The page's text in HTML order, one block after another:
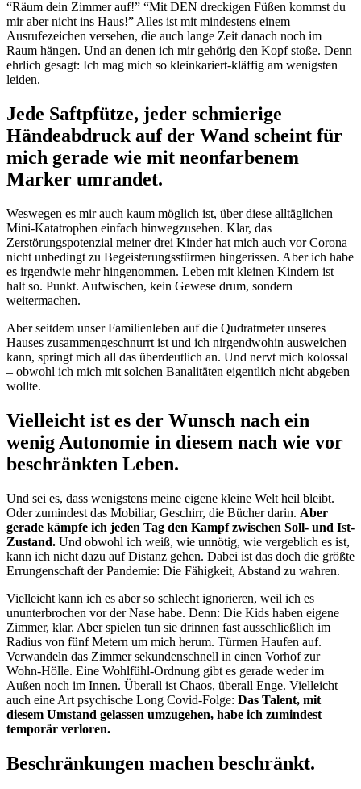
“Räum dein Zimmer auf!” “Mit DEN dreckigen Füßen kommst du
mir aber nicht ins Haus!” Alles ist mit mindestens einem
Ausrufezeichen versehen, die auch lange Zeit danach noch im
Raum hängen. Und an denen ich mir gehörig den Kopf stoße. Denn
ehrlich gesagt: Ich mag mich so kleinkariert-kläffig am wenigsten
leiden.
Jede Saftpfütze, jeder schmierige
Händeabdruck auf der Wand scheint für
mich gerade wie mit neonfarbenem
Marker umrandet.
Weswegen es mir auch kaum möglich ist, über diese alltäglichen
Mini-Katatrophen einfach hinwegzusehen. Klar, das
Zerstörungspotenzial meiner drei Kinder hat mich auch vor Corona
nicht unbedingt zu Begeisterungsstürmen hingerissen. Aber ich habe
es irgendwie mehr hingenommen. Leben mit kleinen Kindern ist
halt so. Punkt. Aufwischen, kein Gewese drum, sondern
weitermachen.
Aber seitdem unser Familienleben auf die Qudratmeter unseres
Hauses zusammengeschnurrt ist und ich nirgendwohin ausweichen
kann, springt mich all das überdeutlich an. Und nervt mich kolossal
– obwohl ich mich mit solchen Banalitäten eigentlich nicht abgeben
wollte.
Vielleicht ist es der Wunsch nach ein
wenig Autonomie in diesem nach wie vor
beschränkten Leben.
Und sei es, dass wenigstens meine eigene kleine Welt heil bleibt.
Oder zumindest das Mobiliar, Geschirr, die Bücher darin. Aber
gerade kämpfe ich jeden Tag den Kampf zwischen Soll- und Ist-
Zustand. Und obwohl ich weiß, wie unnötig, wie vergeblich es ist,
kann ich nicht dazu auf Distanz gehen. Dabei ist das doch die größte
Errungenschaft der Pandemie: Die Fähigkeit, Abstand zu wahren.
Vielleicht kann ich es aber so schlecht ignorieren, weil ich es
ununterbrochen vor der Nase habe. Denn: Die Kids haben eigene
Zimmer, klar. Aber spielen tun sie drinnen fast ausschließlich im
Radius von fünf Metern um mich herum. Türmen Haufen auf.
Verwandeln das Zimmer sekundenschnell in einen Vorhof zur
Wohn-Hölle. Eine Wohlfühl-Ordnung gibt es gerade weder im
Außen noch im Innen. Überall ist Chaos, überall Enge. Vielleicht
auch eine Art psychische Long Covid-Folge: Das Talent, mit
diesem Umstand gelassen umzugehen, habe ich zumindest
temporär verloren.
Beschränkungen machen beschränkt.